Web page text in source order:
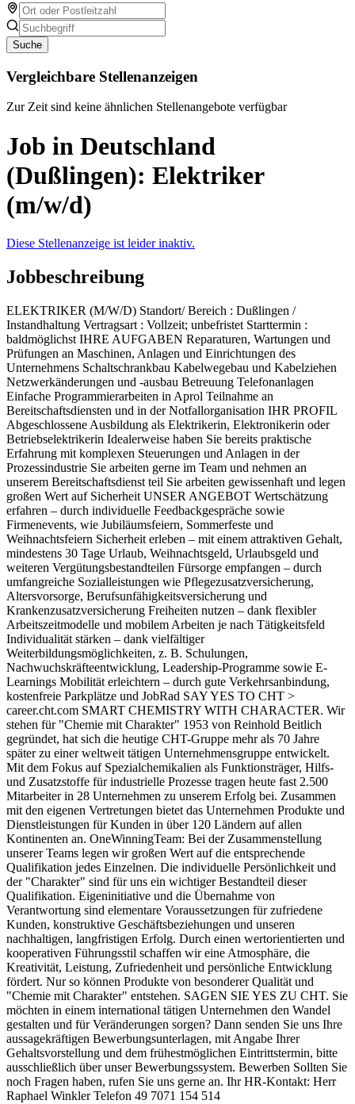
Suche
Vergleichbare Stellenanzeigen
Zur Zeit sind keine ähnlichen Stellenangebote verfügbar
Job in Deutschland
(Dußlingen): Elektriker
(m/w/d)
Diese Stellenanzeige ist leider inaktiv.
Jobbeschreibung
ELEKTRIKER (M/W/D) Standort/ Bereich : Dußlingen /
Instandhaltung Vertragsart : Vollzeit; unbefristet Starttermin :
baldmöglichst IHRE AUFGABEN Reparaturen, Wartungen und
Prüfungen an Maschinen, Anlagen und Einrichtungen des
Unternehmens Schaltschrankbau Kabelwegebau und Kabelziehen
Netzwerkänderungen und -ausbau Betreuung Telefonanlagen
Einfache Programmierarbeiten in Aprol Teilnahme an
Bereitschaftsdiensten und in der Notfallorganisation IHR PROFIL
Abgeschlossene Ausbildung als Elektrikerin, Elektronikerin oder
Betriebselektrikerin Idealerweise haben Sie bereits praktische
Erfahrung mit komplexen Steue­rungen und Anlagen in der
Prozessindustrie Sie arbeiten gerne im Team und nehmen an
unserem Bereitschaftsdienst teil Sie arbeiten gewissenhaft und legen
großen Wert auf Sicherheit UNSER ANGEBOT Wertschätzung
erfahren – durch individuelle Feedbackgespräche sowie
Firmenevents, wie Jubiläumsfeiern, Sommerfeste und
Weihnachtsfeiern Sicherheit erleben – mit einem attraktiven Gehalt,
mindestens 30 Tage Urlaub, Weihnachtsgeld, Urlaubsgeld und
weiteren Vergütungsbestandteilen Fürsorge empfangen – durch
umfangreiche Sozialleistungen wie Pflegezusatzversicherung,
Altersvorsorge, Berufsunfähigkeitsversicherung und
Krankenzusatzversicherung Freiheiten nutzen – dank flexibler
Arbeitszeitmodelle und mobilem Arbeiten je nach Tätigkeitsfeld
Individualität stärken – dank vielfältiger
Weiterbildungsmöglichkeiten, z. B. Schulungen,
Nachwuchskräfteentwicklung, Leadership-Programme sowie E-
Learnings Mobilität erleichtern – durch gute Verkehrsanbindung,
kostenfreie Parkplätze und JobRad SAY YES TO CHT >
career.cht.com SMART CHEMISTRY WITH CHARACTER. Wir
stehen für "Chemie mit Charakter" 1953 von Reinhold Beitlich
gegründet, hat sich die heutige CHT-Gruppe mehr als 70 Jahre
später zu einer weltweit tätigen Unternehmens­gruppe entwickelt.
Mit dem Fokus auf Spezialchemikalien als Funktions­träger, Hilfs-
und Zusatzstoffe für industrielle Prozesse tragen heute fast 2.500
Mitarbeiter in 28 Unter­nehmen zu unserem Erfolg bei. Zusammen
mit den eigenen Vertre­tungen bietet das Unternehmen Produkte und
Dienstleistungen für Kunden in über 120 Ländern auf allen
Kontinenten an. OneWinningTeam: Bei der Zusam­menstellung
unserer Teams legen wir großen Wert auf die entsprechende
Qualifikation jedes Einzelnen. Die individuelle Persönlichkeit und
der "Charakter" sind für uns ein wichtiger Bestandteil dieser
Qualifikation. Eigeninitiative und die Übernahme von
Verantwortung sind elementare Voraussetzungen für zufriedene
Kunden, konstruktive Geschäftsbe­ziehungen und unseren
nachhaltigen, langfristigen Erfolg. Durch einen wertorientierten und
kooperativen Führungsstil schaffen wir eine Atmosphäre, die
Kreativität, Leistung, Zufriedenheit und persön­liche Entwicklung
fördert. Nur so können Produkte von besonderer Qualität und
"Chemie mit Charakter" entstehen. SAGEN SIE YES ZU CHT. Sie
möchten in einem international tätigen Unternehmen den Wandel
gestalten und für Veränderungen sorgen? Dann senden Sie uns Ihre
aussagekräftigen Bewerbungsunterlagen, mit Angabe Ihrer
Gehaltsvorstellung und dem frühestmöglichen Eintrittstermin, bitte
ausschließlich über unser Bewerbungssystem. Bewerben Sollten Sie
noch Fragen haben, rufen Sie uns gerne an. Ihr HR-Kontakt: Herr
Raphael Winkler Telefon 49 7071 154 514